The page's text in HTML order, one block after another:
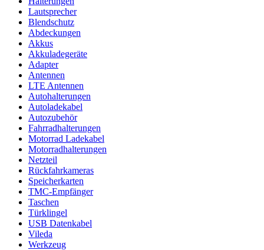
Lautsprecher
Blendschutz
Abdeckungen
Akkus
Akkuladegeräte
Adapter
Antennen
LTE Antennen
Autohalterungen
Autoladekabel
Autozubehör
Fahrradhalterungen
Motorrad Ladekabel
Motorradhalterungen
Netzteil
Rückfahrkameras
Speicherkarten
TMC-Empfänger
Taschen
Türklingel
USB Datenkabel
Vileda
Werkzeug